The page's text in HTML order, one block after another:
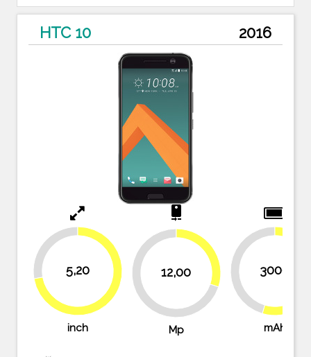
HTC 10 2016
5,20
27.8%
72.2%
inch
camera_rear
12,00
70%
30%
Mp
3000
mAh